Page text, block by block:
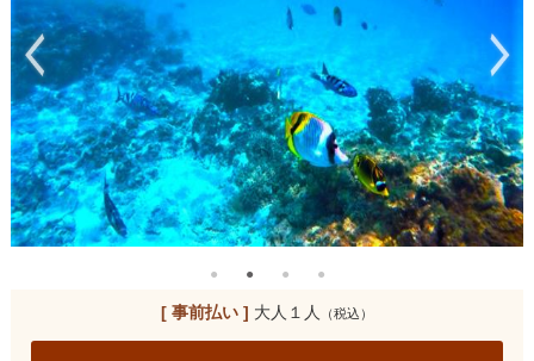
[ 事前払い ] 大人１人 （税込）